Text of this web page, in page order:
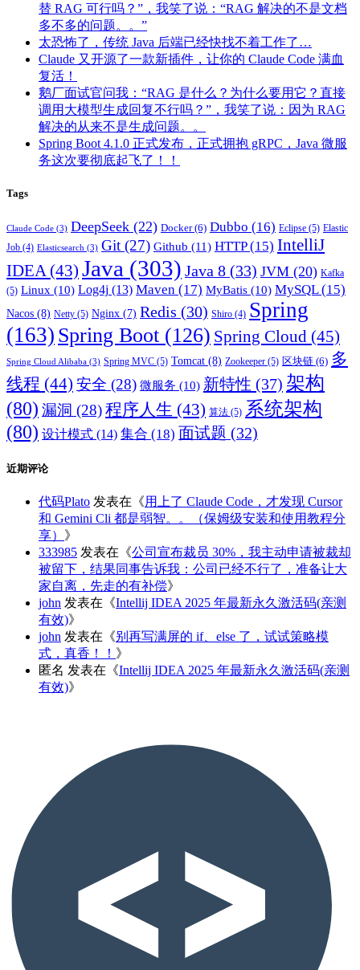
替 RAG 可行吗？”，我笑了说：“RAG 解决的不是文档
多不多的问题。。”
太恐怖了，传统 Java 后端已经快找不着工作了…
Claude 又开源了一款新插件，让你的 Claude Code 满血
复活！
鹅厂面试官问我：“RAG 是什么？为什么要用它？直接
调用大模型生成回复不行吗？”，我笑了说：因为 RAG
解决的从来不是生成问题。。
Spring Boot 4.1.0 正式发布，正式拥抱 gRPC，Java 微服
务这次要彻底起飞了！！
Tags
Claude Code (3) DeepSeek (22) Docker(6) Dubbo (16) Eclipse (5) Elastic
Job (4) Elasticsearch (3) Git (27) Github (11) HTTP(15) IntelliJ
IDEA (43) Java (303) Java 8 (33) JVM (20) Kafka
(5) Linux (10) Log4j (13) Maven (17) MyBatis (10) MySQL(15)
Nacos (8) Netty (5) Nginx (7) Redis (30) Shiro (4) Spring
(163) Spring Boot (126) Spring Cloud (45)
Spring Cloud Alibaba (3) Spring MVC (5) Tomcat (8) Zookeeper (5) 区块链 (6) 多
线程 (44) 安全 (28) 微服务 (10) 新特性 (37) 架构
(80) 漏洞 (28)程序人生 (43) 算法 (5) 系统架构
(80) 设计模式 (14) 集合 (18) 面试题 (32)
近期评论
代码Plato 发表在《用上了 Claude Code，才发现 Cursor
和 Gemini Cli 都是弱智。。（保姆级安装和使用教程分
享） 》
333985 发表在《公司宣布裁员 30%，我主动申请被裁却
被留下，结果同事告诉我：公司已经不行了，准备让大
家自离，先走的有补偿》
john 发表在《Intellij IDEA 2025 年最新永久激活码(亲测
有效)》
john 发表在《别再写满屏的 if、else 了，试试策略模
式，真香！！ 》
匿名 发表在《Intellij IDEA 2025 年最新永久激活码(亲测
有效)》